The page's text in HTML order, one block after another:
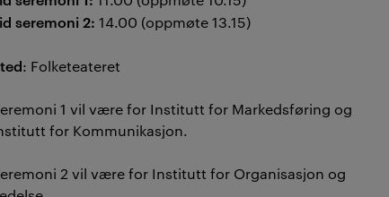
seremoni 2: 14.00 (oppmøte 13.15)
: Folketeateret
1 vil være for Institutt for Markedsføring og
for Kommunikasjon.
2 vil være for Institutt for Organisasjon og